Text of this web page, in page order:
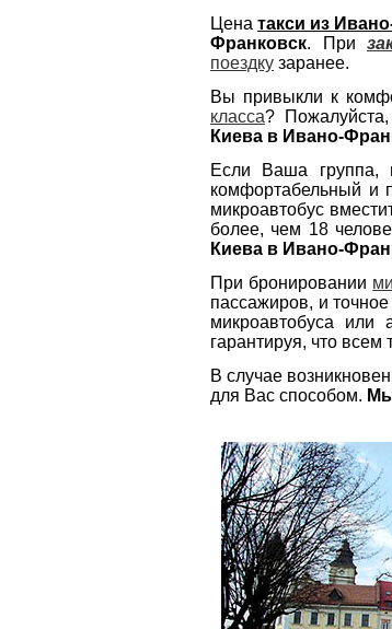
Ценатакси из
Франковск. При
поездку заранее.
Вы привыкли к
класса?
Киева в Ивано-
Если Ваша группа,
комфортабельный и
микроавтобус
более, чем 18
Киева в Ивано-
При бронировании
пассажиров, и
микроавтобуса
гарантируя, что
В случае
для Вас способом.